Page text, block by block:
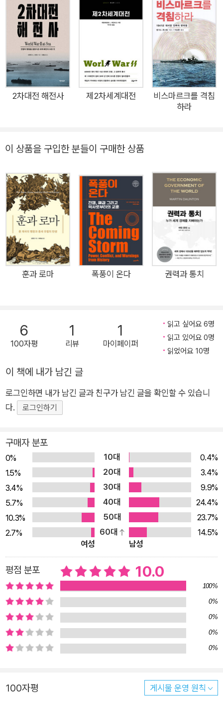
대전의 시작점으로 1939년이 아닌 1931년을 지목한다. 1931년
은 만주에 주둔하던 일본 관동군이 만철의 철도 노선을 고의로 폭
파함으로써 ‘만주사변’을 일으킨 해다. 오버리는 이어서 1935년
이탈리아의 에티오피아 침공, 1937년 중일 전쟁 발발, 1930년대
독일의 재무장과 제국 프로젝트 등을 살펴본 후에야 독일의 폴란
드 침공을 다룬다. 이는 2차대전이 유럽 국가들 간의 갈등에서 연
원했다는 종래의 통설에서 벗어나는 견해이자, 전쟁 기간을 193
9~1945년에서 1931~1945년으로 넓혀서 이 전 지구적 분쟁을
으며, 2022년 웰링턴 메달(군사사)을 받았다. 2차대전 연구의
정판 일반적인 2차대전 전쟁사는 이 분쟁을 강대국 간의 충돌로
규정하고 그 기원을 분석하면서 전간기의 군비 경쟁, 외교 위기,
이데올로기 갈등 같은 요인들을 강조한다. 그에 반해 오버리는 장
기 2차대전을 기성 제국들(영국, 프랑스, 네덜란드, 벨기에 등)과
1930년대에 새로운 영토제국주의의 물결을 일으킨 신흥국들(일
본, 이탈리아, 독일) 간의 충돌로 규정하고, 이 분쟁의 핵심에 ‘영
토제국’이 있다고 주장한다. 2차대전은 세계 도처에 영토(식민
흥국들 간의 충돌이었다는 것이다. 표준적인 2차대전 통사에 반
기를 드는 이 관점은 오버리의 오랜 연구와 숙고로부터 나온 것이
다. 오버리는 일찍이 1980년부터 2차대전 관련 저술을 시작해
현재까지 30여 종의 저서와 편저를 펴냈을 정도로 평생을 이 분
전간기 유럽의 위기, 나치 독일의 사회와 경제, 히틀러와 스탈린
의 독재 체제, 소련의 전쟁 노력, 연합국과 추축국의 항공전과 폭
매우 다양하다. 그 외에도 《피와 폐허》에 실린 상당한 분량의 주
를 보면 알 수 있듯이, 2차대전과 관련한 거의 모든 주제에 관심
을 두고 학식을 쌓아왔다. 그런 만큼 학계의 정설에 도전하는 이
책의 수정주의적 전쟁관은 한낱 시론(試論)이 아니라 노학자가
일생에 걸쳐 정립해온 견해라고 할 수 있다. 2차대전을 한층 폭넓
게 파악하게 하는 ‘구-신 영토제국 간 충돌’이라는 관점 오버리에
의하면 훗날 추축국을 결성하게 되는 독일, 이탈리아, 일본의 공
통점은 ‘제국에의 의지’를 품었다는 데 있다. 삼국은 자기네 민족
의 발전을 다른 제국들이 틀어막고 옥죈다고 인식했고, 장차 민족
을 구하고 튼튼한 경제를 건설하고 우월한 문화를 조성하려면 반
드시 더 넓은 영토와 그에 속한 자원을 장악해야 한다는 신념을
고수했다. 그들에게 제국은 민족의 존속에 필요한 생명선(‘생존
공간’)이었다. 그리하여 삼국은 제국주의적 영토 정복이라는 복
고적 계획에 착수하여 자신들의 ‘신질서’를 구축하려 했다. 이렇
게 보면 오버리가 1931년을 장기 2차대전의 시작점으로 잡은 이
일본은 만주를 침공의 도약대로 삼아 이후 중국 본토로 확장해 들
2차대전 해전사 제2차세계대전
비스마르크를 격침
하라
이 상품을 구입한 분들이 구매한 상품
훈과 로마 폭풍이 온다 권력과 통치
6
100자평
1
리뷰
1
마이페이퍼
읽고 싶어요 6명
읽고 있어요 0명
읽었어요 10명
이 책에 내가 남긴 글
로그인하면 내가 남긴 글과 친구가 남긴 글을 확인할 수 있습니
다.
로그인하기
구매자 분포
0% 10대
0.4%
1.5%
20대
3.4%
3.4%
30대
9.9%
5.7%
40대
24.4%
10.3%
50대
23.7%
2.7%
60대
14.5%
여성
남성
평점 분포 10.0
100%
0%
0%
0%
0%
100자평 게시물 운영 원칙